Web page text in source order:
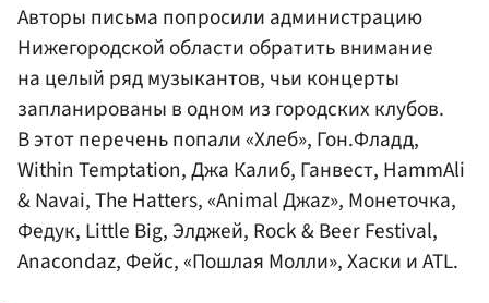
Авторы письма попросили администрацию
Нижегородской области обратить внимание
на целый ряд музыкантов, чьи концерты
запланированы в одном из городских клубов.
В этот перечень попали «Хлеб», Гон.Фладд,
Within Temptation, Джа Калиб, Ганвест, HammAli
& Navai, The Hatters, «Animal Джаz», Монеточка,
Федук, Little Big, Элджей, Rock & Beer Festival,
Anacondaz, Фейс, «Пошлая Молли», Хаски и ATL.